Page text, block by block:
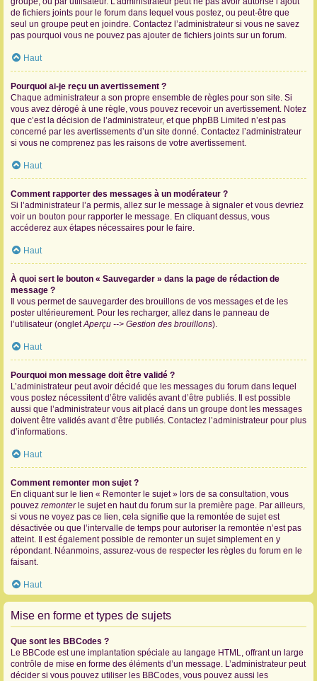
de fichiers joints pour le forum dans lequel vous postez, ou peut-être que
seul un groupe peut en joindre. Contactez l’administrateur si vous ne savez
pas pourquoi vous ne pouvez pas ajouter de fichiers joints sur un forum.
Haut
Pourquoi ai-je reçu un avertissement ?
Chaque administrateur a son propre ensemble de règles pour son site. Si
vous avez dérogé à une règle, vous pouvez recevoir un avertissement. Notez
que c’est la décision de l’administrateur, et que phpBB Limited n’est pas
concerné par les avertissements d’un site donné. Contactez l’administrateur
si vous ne comprenez pas les raisons de votre avertissement.
Haut
Comment rapporter des messages à un modérateur ?
Si l’administrateur l’a permis, allez sur le message à signaler et vous devriez
voir un bouton pour rapporter le message. En cliquant dessus, vous
accéderez aux étapes nécessaires pour le faire.
Haut
À quoi sert le bouton « Sauvegarder » dans la page de rédaction de
message ?
Il vous permet de sauvegarder des brouillons de vos messages et de les
poster ultérieurement. Pour les recharger, allez dans le panneau de
l’utilisateur (ongletAperçu --> Gestion des brouillons).
Haut
Pourquoi mon message doit être validé ?
L’administrateur peut avoir décidé que les messages du forum dans lequel
vous postez nécessitent d’être validés avant d’être publiés. Il est possible
aussi que l’administrateur vous ait placé dans un groupe dont les messages
doivent être validés avant d’être publiés. Contactez l’administrateur pour plus
d’informations.
Haut
Comment remonter mon sujet ?
En cliquant sur le lien « Remonter le sujet » lors de sa consultation, vous
pouvez remonterle sujet en haut du forum sur la première page. Par ailleurs,
si vous ne voyez pas ce lien, cela signifie que la remontée de sujet est
désactivée ou que l’intervalle de temps pour autoriser la remontée n’est pas
atteint. Il est également possible de remonter un sujet simplement en y
répondant. Néanmoins, assurez-vous de respecter les règles du forum en le
faisant.
Haut
Mise en forme et types de sujets
Que sont les BBCodes ?
Le BBCode est une implantation spéciale au langage HTML, offrant un large
contrôle de mise en forme des éléments d’un message. L’administrateur peut
décider si vous pouvez utiliser les BBCodes, vous pouvez aussi les